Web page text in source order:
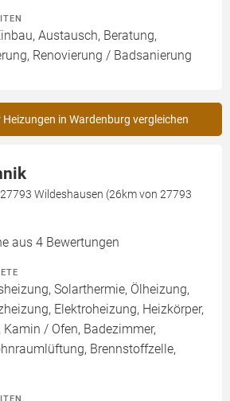
Austausch, Beratung,
Renovierung / Badsanierung
in Wardenburg vergleichen
Wildeshausen (26km von 27793
aus 4 Bewertungen
Solarthermie, Ölheizung,
Elektroheizung, Heizkörper,
/ Ofen, Badezimmer,
Brennstoffzelle,